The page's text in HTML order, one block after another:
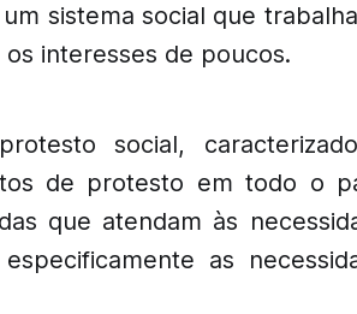
sistema social que
interesses de poucos.
social,
de protesto em todo o
que atendam às
as